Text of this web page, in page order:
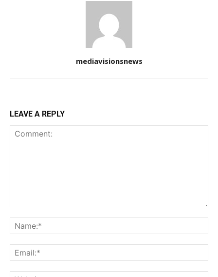
mediavisionsnews
LEAVE A REPLY